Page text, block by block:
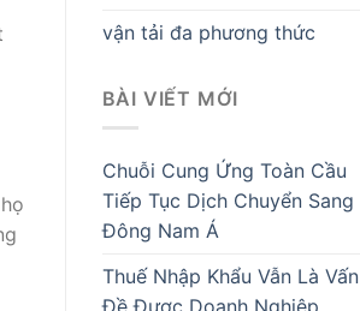
vận tải đa phương thức
BÀI VIẾT MỚI
Chuỗi Cung Ứng Toàn Cầu
Tiếp Tục Dịch Chuyển Sang
Đông Nam Á
Thuế Nhập Khẩu Vẫn Là Vấn